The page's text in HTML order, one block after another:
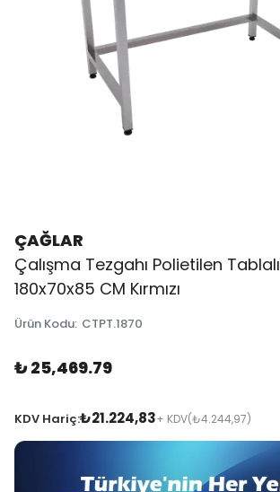
ÇAĞLAR
Çalışma Tezgahı Polietilen Tablalı
180x70x85 CM Kırmızı
Ürün Kodu: CTPT.1870
₺ 25,469.79
KDV Hariç:₺21.224,83+ KDV(₺4.244,97)